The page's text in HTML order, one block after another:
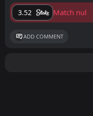
3.52 Match nul
ADD COMMENT